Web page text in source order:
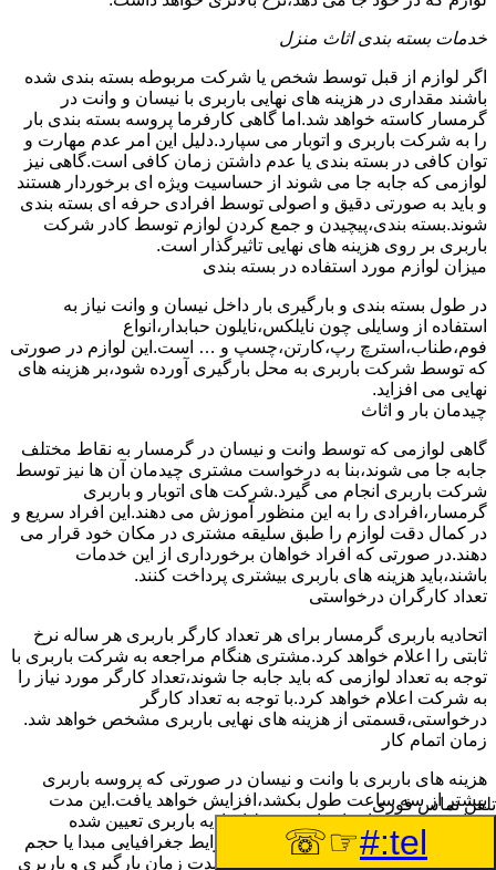
خدمات بسته بندی اثاث منزل
اگر لوازم از قبل توسط شخص یا شرکت مربوطه بسته بندی شده
باشند مقداری در هزینه های نهایی باربری با نیسان و وانت در
گرمسار کاسته خواهد شد.اما گاهی کارفرما پروسه بسته بندی بار
را به شرکت باربری و اتوبار می سپارد.دلیل این امر عدم مهارت و
توان کافی در بسته بندی یا عدم داشتن زمان کافی است.گاهی نیز
لوازمی که جابه جا می شوند از حساسیت ویژه ای برخوردار هستند
و باید به صورتی دقیق و اصولی توسط افرادی حرفه ای بسته بندی
شوند.بسته بندی،پیچیدن و جمع کردن لوازم توسط کادر شرکت
باربری بر روی هزینه های نهایی تاثیرگذار است.
میزان لوازم مورد استفاده در بسته بندی
در طول بسته بندی و بارگیری بار داخل نیسان و وانت نیاز به
استفاده از وسایلی چون نایلکس،نایلون حبابدار،انواع
فوم،طناب،استرچ رپ،کارتن،چسپ و … است.این لوازم در صورتی
که توسط شرکت باربری به محل بارگیری آورده شود،بر هزینه های
نهایی می افزاید.
چیدمان بار و اثاث
گاهی لوازمی که توسط وانت و نیسان در گرمسار به نقاط مختلف
جابه جا می شوند،بنا به درخواست مشتری چیدمان آن ها نیز توسط
شرکت باربری انجام می گیرد.شرکت های اتوبار و باربری
گرمسار،افرادی را به این منظور آموزش می دهند.این افراد سریع و
در کمال دقت لوازم را طبق سلیقه مشتری در مکان خود قرار می
دهند.در صورتی که افراد خواهان برخورداری از این خدمات
باشند،باید هزینه های باربری بیشتری پرداخت کنند.
تعداد کارگران درخواستی
اتحادیه باربری گرمسار برای هر تعداد کارگر باربری هر ساله نرخ
ثابتی را اعلام خواهد کرد.مشتری هنگام مراجعه به شرکت باربری با
توجه به تعداد لوازمی که باید جابه جا شوند،تعداد کارگر مورد نیاز را
به شرکت اعلام خواهد کرد.با توجه به تعداد کارگر
درخواستی،قسمتی از هزینه های نهایی باربری مشخص خواهد شد.
زمان اتمام کار
هزینه های باربری با وانت و نیسان در صورتی که پروسه باربری
بیشتر از سه ساعت طول بکشد،افزایش خواهد یافت.این مدت
زمان به صورت استادندارد توسط اتحادیه باربری تعیین شده
است.عواملی مثل آب وهوا،ترافیک،شرایط جغرافیایی مبدا یا حجم
زیاد لوازم ممکن است باعث افزایش مدت زمان بارگیری و باربری
تلفن تماس فوری
tel:#
☞☏